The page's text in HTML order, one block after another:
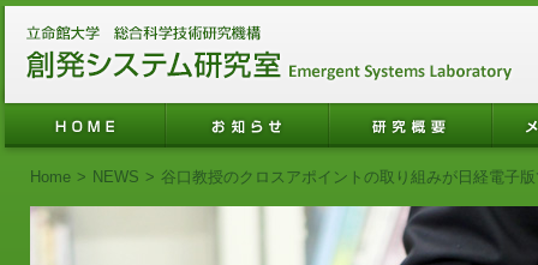
Home > NEWS > 谷口教授のクロスアポイントの取り組みが日経電子